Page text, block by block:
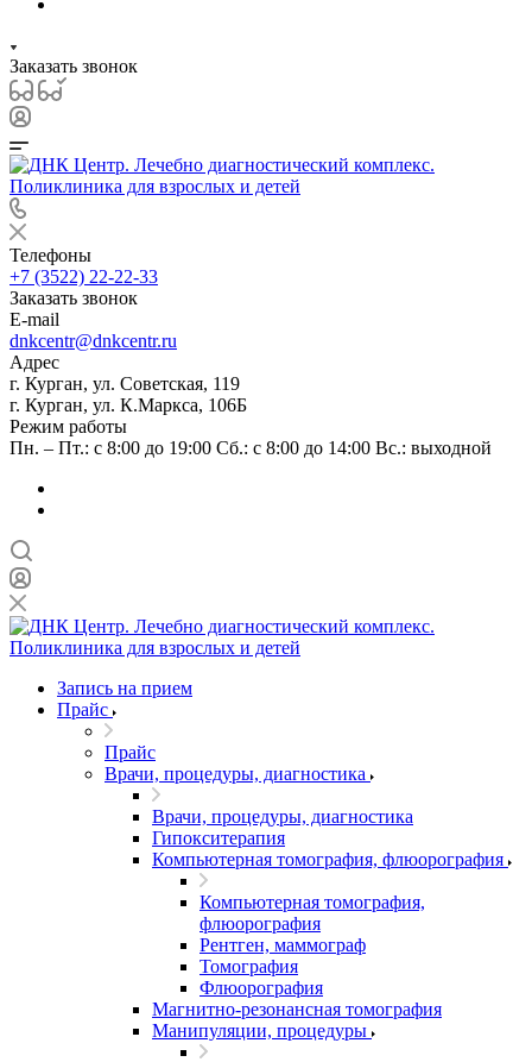
Заказать звонок
Телефоны
+7 (3522) 22-22-33
Заказать звонок
E-mail
dnkcentr@dnkcentr.ru
Адрес
г. Курган, ул. Советская, 119
г. Курган, ул. К.Маркса, 106Б
Режим работы
Пн. – Пт.: с 8:00 до 19:00 Сб.: с 8:00 до 14:00 Вс.: выходной
Запись на прием
Прайс
Прайс
Врачи, процедуры, диагностика
Врачи, процедуры, диагностика
Гипокситерапия
Компьютерная томография, флюорография
Компьютерная томография,
флюорография
Рентген, маммограф
Томография
Флюорография
Магнитно-резонансная томография
Манипуляции, процедуры